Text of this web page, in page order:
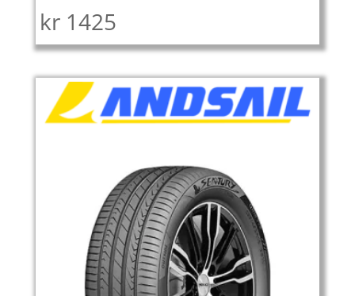
kr 1425